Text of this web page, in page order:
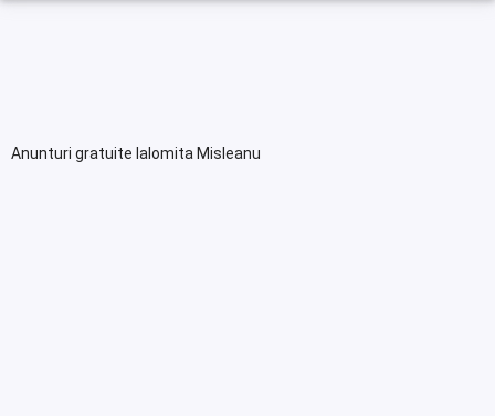
Anunturi gratuite Ialomita Misleanu